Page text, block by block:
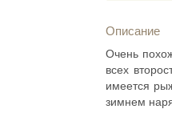
Описание
Очень
всех
имеется
зимнем